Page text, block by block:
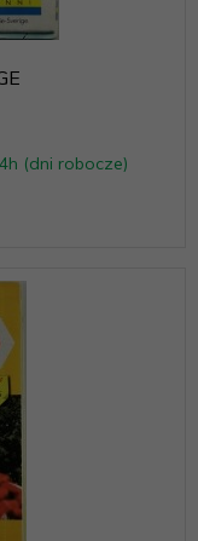
(dni robocze)